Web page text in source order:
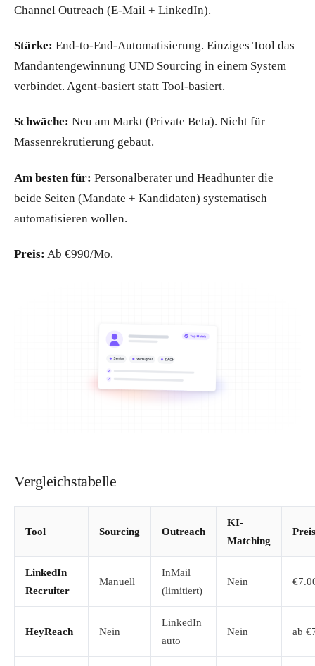
Channel Outreach (E-Mail + LinkedIn).
Stärke: End-to-End-Automatisierung. Einziges Tool das
Mandantengewinnung UND Sourcing in einem System
verbindet. Agent-basiert statt Tool-basiert.
Schwäche: Neu am Markt (Private Beta). Nicht für
Massenrekrutierung gebaut.
Am besten für: Personalberater und Headhunter die
beide Seiten (Mandate + Kandidaten) systematisch
automatisieren wollen.
Preis: Ab €990/Mo.
Vergleichstabelle
Tool Sourcing Outreach
KI-
Matching
Preis
LinkedIn
Recruiter
Manuell
InMail
(limitiert)
Nein
HeyReach Nein
LinkedIn
auto
Nein ab